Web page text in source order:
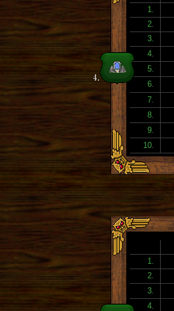
1.
2.
3.
4.
5.
6.
7.
8.
9.
10.
1.
2.
3.
4.